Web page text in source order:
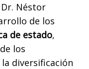
Néstor
de los
de estado,
los
diversificación